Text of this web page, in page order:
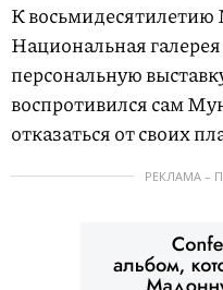
К восьмидесятилетию
Национальная
персональную
воспротивился сам
отказаться от своих
РЕКЛАМА –